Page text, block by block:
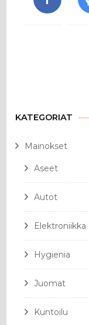
KATEGORIAT
Mainokset
Aseet
Autot
Elektroniikka
Hygienia
Juomat
Kuntoilu